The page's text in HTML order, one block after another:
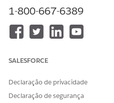
Os produtos e as
opcionais disponíveis para
1-800-667-6389
SALESFORCE
Declaração de privacidade
Declaração de segurança